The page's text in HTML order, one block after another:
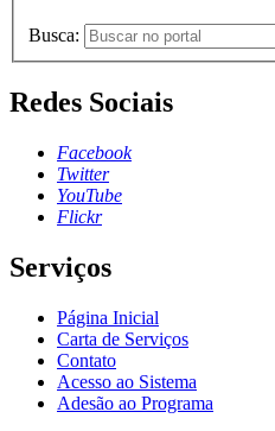
Busca:
Redes Sociais
Facebook
Twitter
YouTube
Flickr
Serviços
Página Inicial
Carta de Serviços
Contato
Acesso ao Sistema
Adesão ao Programa